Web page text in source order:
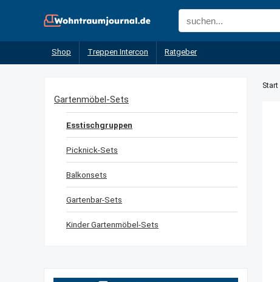
Shop Treppen Intercon Ratgeber
Start
Gartenmöbel-Sets
Esstischgruppen
Picknick-Sets
Balkonsets
Gartenbar-Sets
Kinder Gartenmöbel-Sets